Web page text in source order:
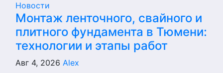
Новости
Монтаж ленточного, свайного и
плитного фундамента в Тюмени:
технологии и этапы работ
Авг 4, 2026 Alex